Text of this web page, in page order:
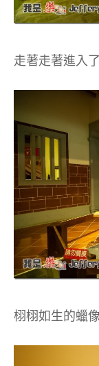
走著走著進入
栩栩如生的蠟